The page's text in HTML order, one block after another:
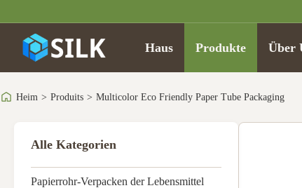
Haus Produkte Über
Heim > Produits > Multicolor Eco Friendly Paper Tube Packaging
Alle Kategorien
Papierrohr-Verpacken der Lebensmittel